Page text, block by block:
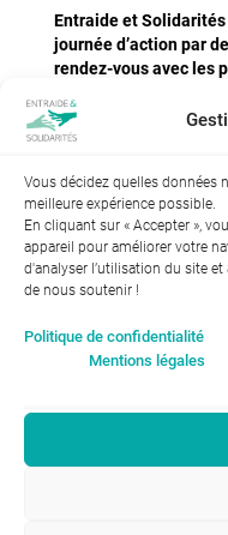
Vous décidez quelles données
meilleure expérience possible.
En cliquant sur « Accepter »,
appareil pour améliorer votre
d'analyser l’utilisation du site
de nous soutenir !
Politique de confidentialité
Mentions légales
Entraide et
journée d’action par
rendez-vous avec les
octobre à Tours.
femmes : 94
RGPD-Confidentialité|